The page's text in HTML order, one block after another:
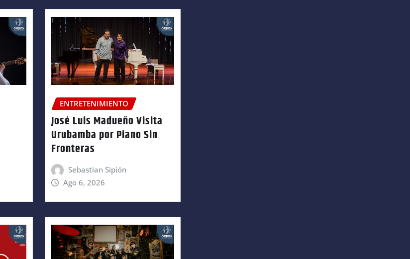
ENTRETENIMIENTO
José Luis Madueño Visita
Urubamba por Piano Sin
Fronteras
Sebastian Sipión
Ago 6, 2026